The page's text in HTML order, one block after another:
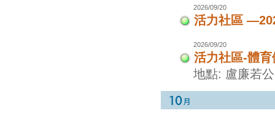
2026/09/20
活力社區
2026/09/20
活力社區-體
地點: 盧廉若